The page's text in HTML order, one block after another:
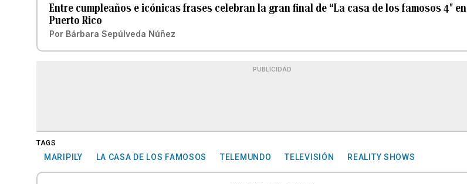
Entre cumpleaños e icónicas frases celebran la gran final de “La casa de los famosos 4″ en
Puerto Rico
Por Bárbara Sepúlveda Núñez
PUBLICIDAD
TAGS
MARIPILY LA CASA DE LOS FAMOSOS TELEMUNDO TELEVISIÓN REALITY SHOWS